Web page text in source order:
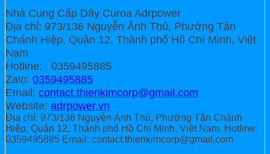
Nhà Cung Cấp Dây Curoa Adrpower
Địa chỉ: 973/136 Nguyễn Ảnh Thủ, Phường Tân
Chánh Hiệp, Quận 12, Thành phố Hồ Chí Minh, Việt
Nam
Hotline: 0359495885
Zalo: 0359495885
Email: contact.thienkimcorp@gmail.com
Website: adrpower.vn
Địa chỉ: 973/136 Nguyễn Ảnh Thủ, Phường Tân Chánh
Hiệp, Quận 12, Thành phố Hồ Chí Minh, Việt Nam. Hotline:
0359495885 Email: contact.thienkimcorp@gmail.com